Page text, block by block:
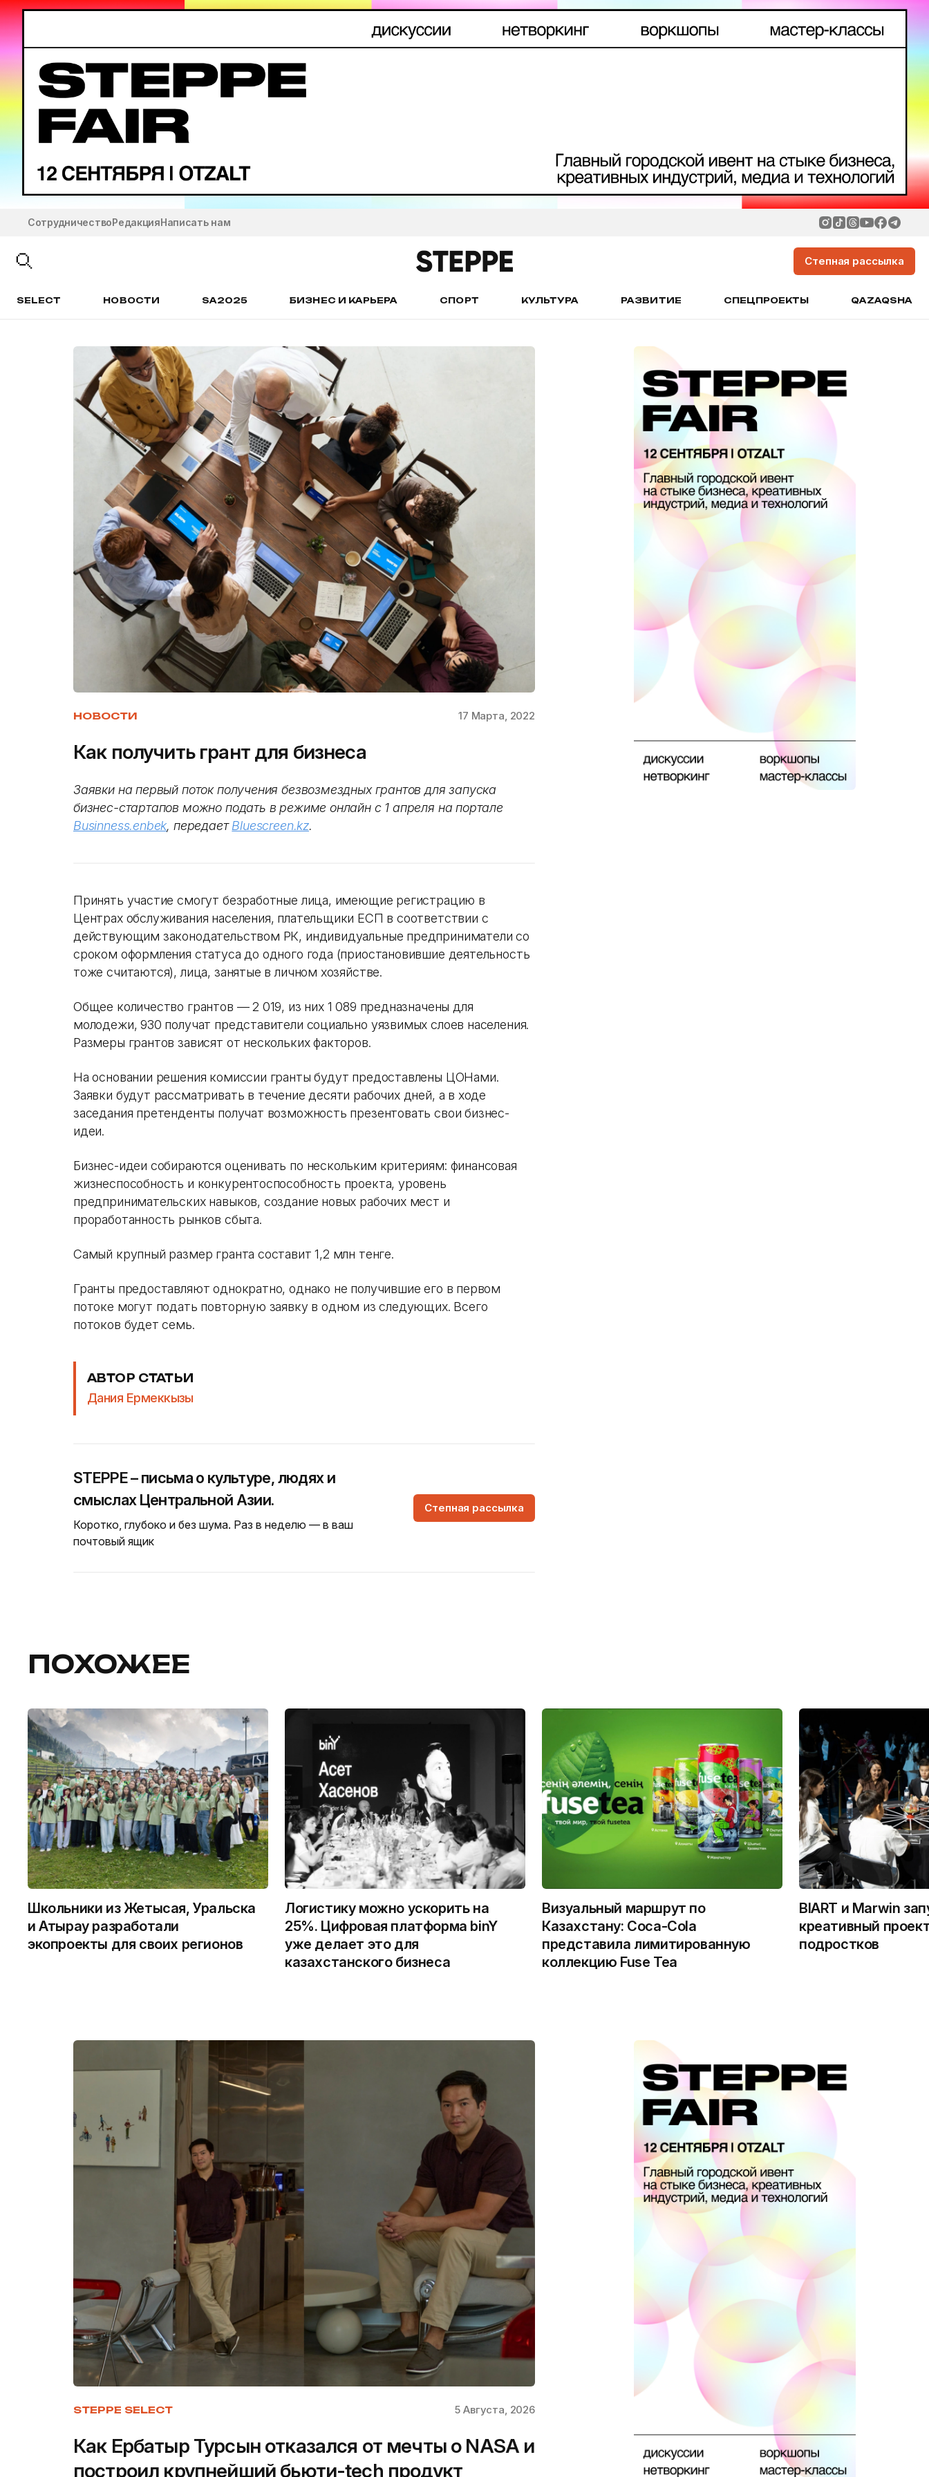
СотрудничествоРедакцияНаписать нам
Степная рассылка
SELECT НОВОСТИ SA2025 БИЗНЕС И КАРЬЕРА СПОРТ КУЛЬТУРА РАЗВИТИЕ СПЕЦПРОЕКТЫ QAZAQSHA
НОВОСТИ 17 Марта, 2022
Как получить грант для бизнеса
Заявки на первый поток получения безвозмездных грантов для запуска
бизнес-стартапов можно подать в режиме онлайн с 1 апреля на портале
Businness.enbek, передаетBluescreen.kz.
Принять участие смогут безработные лица, имеющие регистрацию в
Центрах обслуживания населения, плательщики ЕСП в соответствии с
действующим законодательством РК, индивидуальные предприниматели со
сроком оформления статуса до одного года (приостановившие деятельность
тоже считаются), лица, занятые в личном хозяйстве.
Общее количество грантов — 2 019, из них 1 089 предназначены для
молодежи, 930 получат представители социально уязвимых слоев населения.
Размеры грантов зависят от нескольких факторов.
На основании решения комиссии гранты будут предоставлены ЦОНами.
Заявки будут рассматривать в течение десяти рабочих дней, а в ходе
заседания претенденты получат возможность презентовать свои бизнес-
идеи.
Бизнес-идеи собираются оценивать по нескольким критериям: финансовая
жизнеспособность и конкурентоспособность проекта, уровень
предпринимательских навыков, создание новых рабочих мест и
проработанность рынков сбыта.
Самый крупный размер гранта составит 1,2 млн тенге.
Гранты предоставляют однократно, однако не получившие его в первом
потоке могут подать повторную заявку в одном из следующих. Всего
потоков будет семь.
АВТОР СТАТЬИ
Дания Ермеккызы
STEPPE – письма о культуре, людях и
смыслах Центральной Азии.
Коротко, глубоко и без шума. Раз в неделю — в ваш
почтовый ящик
Степная рассылка
ПОХОЖЕЕ
Школьники из Жетысая, Уральска
и Атырау разработали
экопроекты для своих регионов
Логистику можно ускорить на
25%. Цифровая платформа binY
уже делает это для
казахстанского бизнеса
Визуальный маршрут по
Казахстану: Coca-Cola
представила лимитированную
коллекцию Fuse Tea
BIART и Marwin
креативный
подростков
STEPPE SELECT 5 Августа, 2026
Как Ербатыр Турсын отказался от мечты о NASA и
построил крупнейший бьюти-tech продукт